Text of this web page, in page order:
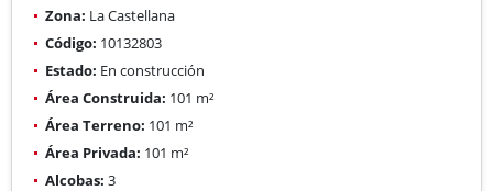
Zona: La Castellana
Código: 10132803
Estado: En construcción
Área Construida: 101 m²
Área Terreno: 101 m²
Área Privada: 101 m²
Alcobas: 3